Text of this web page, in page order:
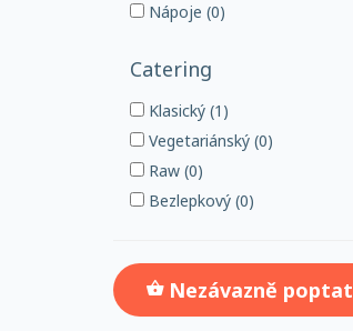
Nápoje (0)
Catering
Klasický (1)
Vegetariánský (0)
Raw (0)
Bezlepkový (0)
Nezávazně poptat